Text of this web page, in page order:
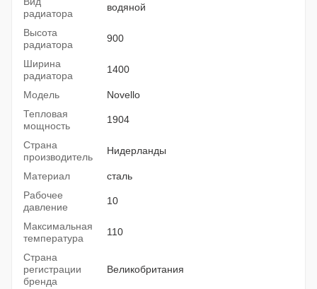
радиатора
водяной
Высота
радиатора
900
Ширина
радиатора
1400
Модель
Novello
Тепловая
мощность
1904
Страна
производитель
Нидерланды
Материал
сталь
Рабочее
давление
10
Максимальная
температура
110
Страна
регистрации
бренда
Великобритания